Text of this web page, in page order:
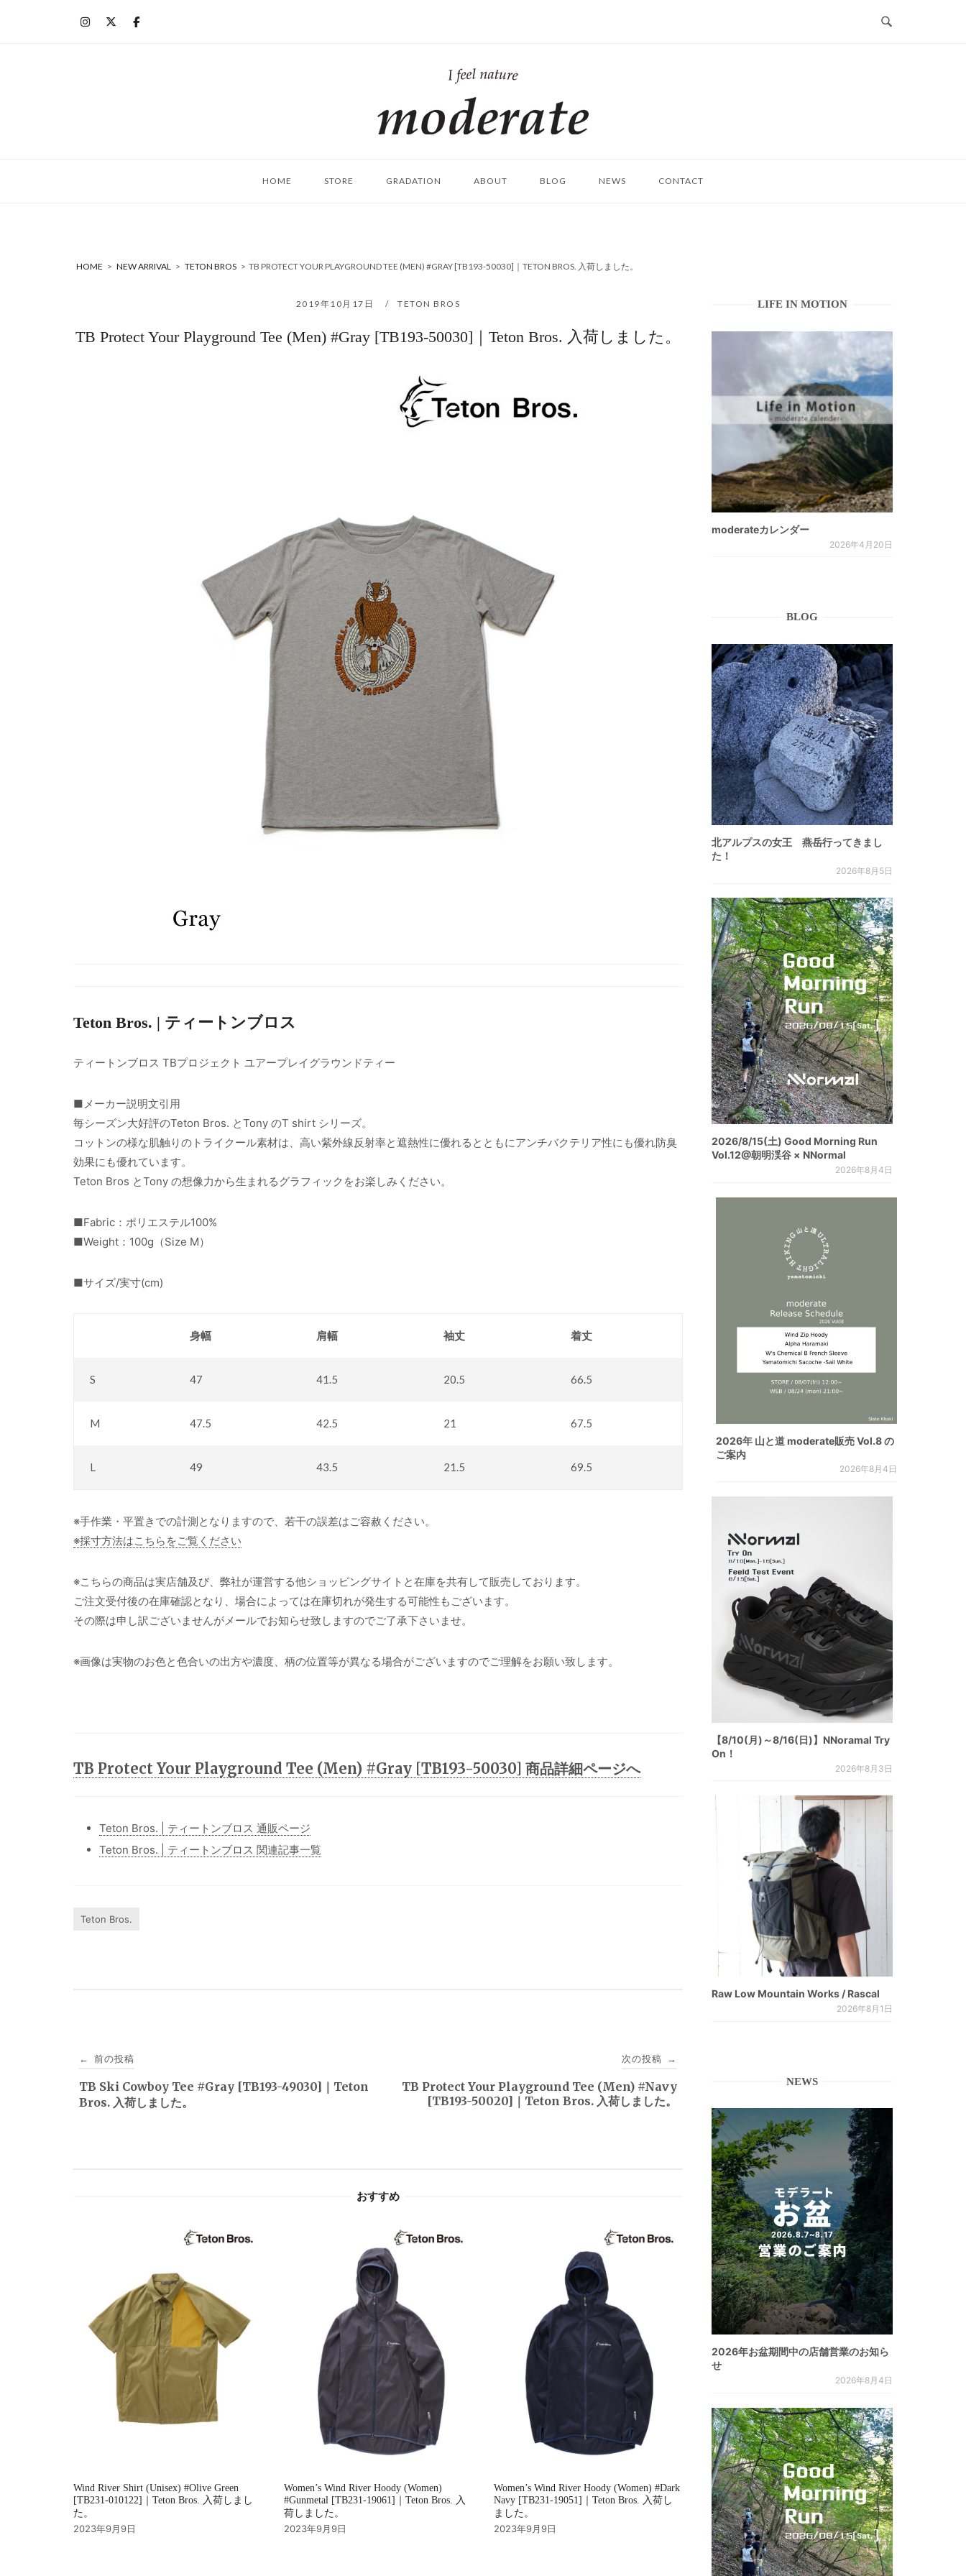
ム
HOME STORE GRADATION ABOUT BLOG NEWS CONTACT
HOME > NEW ARRIVAL > TETON BROS > TB PROTECT YOUR PLAYGROUND TEE (MEN) #GRAY [TB193-50030]｜TETON BROS. 入荷しました。
2019年10月17日 TETON BROS
TB Protect Your Playground Tee (Men) #Gray [TB193-50030]｜Teton Bros. 入荷しました。
Teton Bros. | ティートンブロス
ティートンブロス TBプロジェクト ユアープレイグラウンドティー
■メーカー説明文引用
毎シーズン大好評のTeton Bros. とTony のT shirt シリーズ。
コットンの様な肌触りのトライクール素材は、高い紫外線反射率と遮熱性に優れるとともにアンチバクテリア性にも優れ防臭
効果にも優れています。
Teton Bros とTony の想像力から生まれるグラフィックをお楽しみください。
■Fabric：ポリエステル100%
■Weight：100g（Size M）
■サイズ/実寸(cm)
身幅 肩幅 袖丈 着丈
S 47 41.5 20.5 66.5
M 47.5 42.5 21 67.5
L 49 43.5 21.5 69.5
※手作業・平置きでの計測となりますので、若干の誤差はご容赦ください。
※採寸方法はこちらをご覧ください
※こちらの商品は実店舗及び、弊社が運営する他ショッピングサイトと在庫を共有して販売しております。
ご注文受付後の在庫確認となり、場合によっては在庫切れが発生する可能性もございます。
その際は申し訳ございませんがメールでお知らせ致しますのでご了承下さいませ。
※画像は実物のお色と色合いの出方や濃度、柄の位置等が異なる場合がございますのでご理解をお願い致します。
TB Protect Your Playground Tee (Men) #Gray [TB193-50030] 商品詳細ページへ
Teton Bros. | ティートンブロス 通販ページ
Teton Bros. | ティートンブロス 関連記事一覧
Teton Bros.
稿
ナ
← 前の投稿
TB Ski Cowboy Tee #Gray [TB193-49030]｜Teton
Bros. 入荷しました。
次の投稿 →
TB Protect Your Playground Tee (Men) #Navy
[TB193-50020]｜Teton Bros. 入荷しました。
おすすめ
Wind River Shirt (Unisex) #Olive Green
[TB231-010122]｜Teton Bros. 入荷しまし
た。
2023年9月9日
Women’s Wind River Hoody (Women)
#Gunmetal [TB231-19061]｜Teton Bros. 入
荷しました。
2023年9月9日
Women’s Wind River Hoody (Women) #Dark
Navy [TB231-19051]｜Teton Bros. 入荷し
ました。
2023年9月9日
LIFE IN MOTION
moderateカレンダー
2026年4月20日
BLOG
北アルプスの女王 燕岳行ってきまし
た！
2026年8月5日
2026/8/15(土) Good Morning Run
Vol.12@朝明渓谷 × NNormal
2026年8月4日
2026年 山と道 moderate販売 Vol.8 の
ご案内
2026年8月4日
【8/10(月)～8/16(日)】NNoramal Try
On！
2026年8月3日
Raw Low Mountain Works / Rascal
2026年8月1日
NEWS
2026年お盆期間中の店舗営業のお知ら
せ
2026年8月4日